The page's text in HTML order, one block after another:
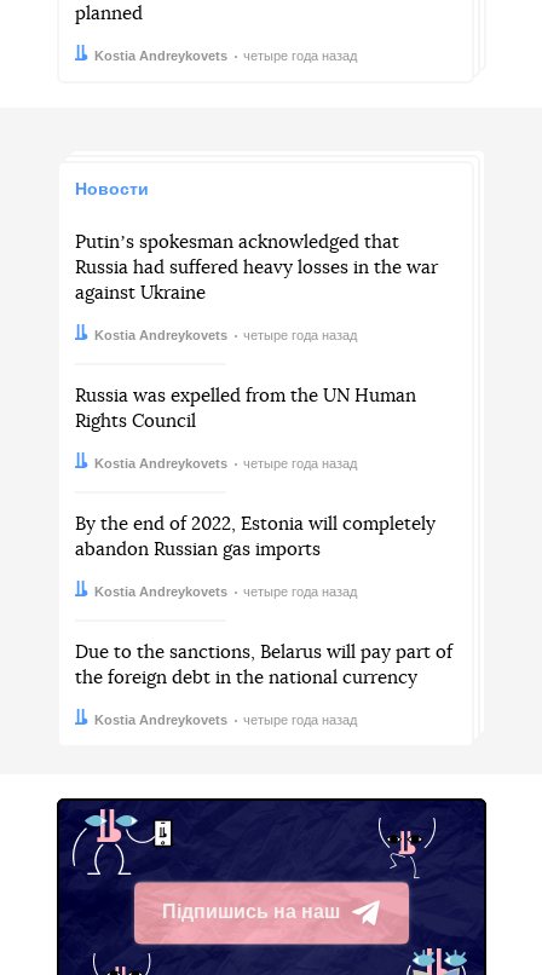
planned
Автор:
Kostia Andreykovets
Дата: четыре года назад
Новости
Putinʼs spokesman acknowledged that
Russia had suffered heavy losses in the war
against Ukraine
Автор:
Kostia Andreykovets
Дата: четыре года назад
Russia was expelled from the UN Human
Rights Council
Автор:
Kostia Andreykovets
Дата: четыре года назад
By the end of 2022, Estonia will completely
abandon Russian gas imports
Автор:
Kostia Andreykovets
Дата: четыре года назад
Due to the sanctions, Belarus will pay part of
the foreign debt in the national currency
Автор:
Kostia Andreykovets
Дата: четыре года назад
Підпишись на наш
Telegram